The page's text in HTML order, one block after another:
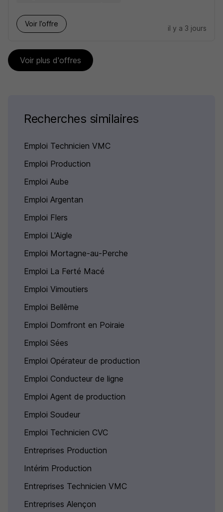
Voir l’offre
il y a 3 jours
Voir plus d'offres
Recherches similaires
Emploi Technicien VMC
Emploi Production
Emploi Aube
Emploi Argentan
Emploi Flers
Emploi L'Aigle
Emploi Mortagne-au-Perche
Emploi La Ferté Macé
Emploi Vimoutiers
Emploi Bellême
Emploi Domfront en Poiraie
Emploi Sées
Emploi Opérateur de production
Emploi Conducteur de ligne
Emploi Agent de production
Emploi Soudeur
Emploi Technicien CVC
Entreprises Production
Intérim Production
Entreprises Technicien VMC
Entreprises Alençon